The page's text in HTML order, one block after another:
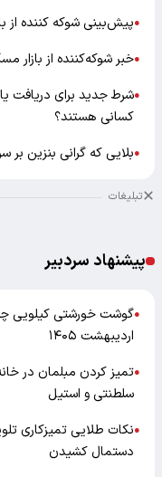
●پیش‌بینی شوکه کننده از
●خبر شوکه‌کننده از بازار
●شرط جدید برای دریافت
کسانی هستند؟
●بلایی که گرانی بنزین بر
تبلیغات
پیشنهاد سردبیر
●
اردیبهشت ۱۴۰۵
●تمیز کردن مبلمان در
سلطنتی و استیل
●نکات طلایی تمیزکاری
دستمال کشیدن